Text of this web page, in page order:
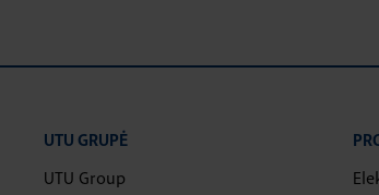
UTU GRUPĖ
UTU Group